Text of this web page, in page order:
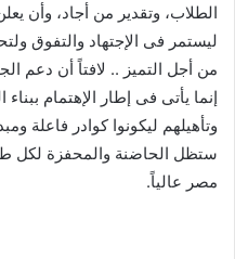
الطلاب، وتقدير من أجاد، وأن
ليستمر فى الإجتهاد والتفوق
من أجل التميز .. لافتاً أن دعم
إنما يأتى فى إطار الإهتمام
وتأهيلهم ليكونوا كوادر فاعلة
ستظل الحاضنة والمحفزة لكل
مصر عالياً.